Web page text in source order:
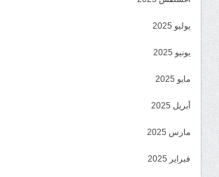
يوليو 2025
يونيو 2025
مايو 2025
أبريل 2025
مارس 2025
فبراير 2025